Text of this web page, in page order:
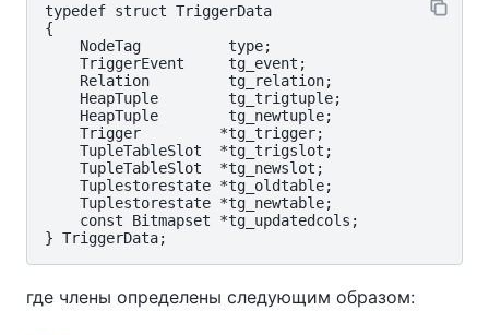
typedef struct TriggerData
{
    NodeTag          type;
    TriggerEvent     tg_event;
    Relation         tg_relation;
    HeapTuple        tg_trigtuple;
    HeapTuple        tg_newtuple;
    Trigger         *tg_trigger;
    TupleTableSlot  *tg_trigslot;
    TupleTableSlot  *tg_newslot;
    Tuplestorestate *tg_oldtable;
    Tuplestorestate *tg_newtable;
    const Bitmapset *tg_updatedcols;
где члены определены следующим образом: